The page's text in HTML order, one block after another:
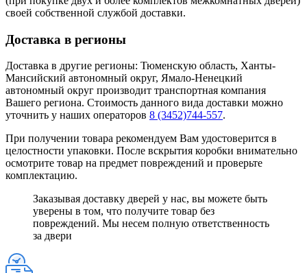
своей собственной службой доставки.
Доставка в регионы
Доставка в другие регионы: Тюменскую область, Ханты-
Мансийский автономный округ, Ямало-Ненецкий
автономный округ производит транспортная компания
Вашего региона. Стоимость данного вида доставки можно
уточнить у наших операторов 8 (3452)744-557.
При получении товара рекомендуем Вам удостоверится в
целостности упаковки. После вскрытия коробки внимательно
осмотрите товар на предмет повреждений и проверьте
комплектацию.
Заказывая доставку дверей у нас, вы можете быть
уверены в том, что получите товар без
повреждений. Мы несем полную ответственность
за двери